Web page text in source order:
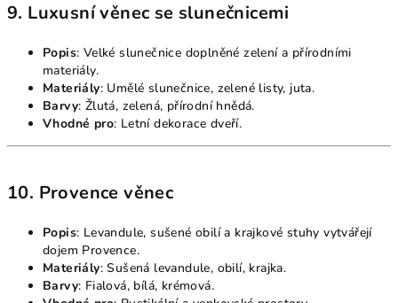
9. Luxusní věnec se slunečnicemi
Popis: Velké slunečnice doplněné zelení a přírodními
materiály.
Materiály: Umělé slunečnice, zelené listy, juta.
Barvy: Žlutá, zelená, přírodní hnědá.
Vhodné pro: Letní dekorace dveří.
10. Provence věnec
Popis: Levandule, sušené obilí a krajkové stuhy vytvářejí
dojem Provence.
Materiály: Sušená levandule, obilí, krajka.
Barvy: Fialová, bílá, krémová.